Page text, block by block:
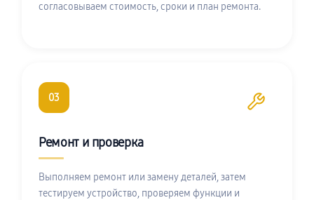
согласовываем стоимость, сроки и план ремонта.
03
Ремонт и проверка
Выполняем ремонт или замену деталей, затем
тестируем устройство, проверяем функции и